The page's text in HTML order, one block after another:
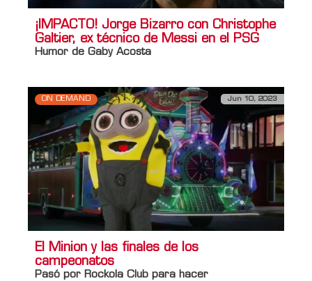
¡IMPACTO! Jorge Bizarro con Christophe
Galtier, ex técnico de Messi en el PSG
Humor de Gaby Acosta
ON DEMAND Jun 10, 2023
El Minion y las finales de los
campeonatos
Pasó por Rockola Club para hacer